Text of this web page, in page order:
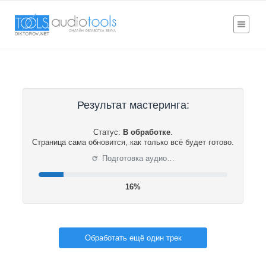
Результат мастеринга:
Статус: В обработке.
Страница сама обновится, как только всё будет готово.
⟳ Подготовка аудио…
16%
Обработать ещё один трек